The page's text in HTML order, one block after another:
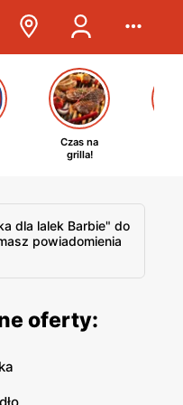
Czas na
grilla!
dla lalek Barbie" do
powiadomienia
oferty: